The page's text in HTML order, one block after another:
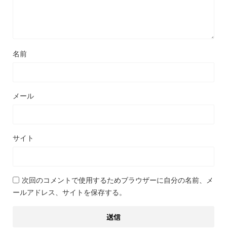
名前
メール
サイト
次回のコメントで使用するためブラウザーに自分の名前、メ
ールアドレス、サイトを保存する。